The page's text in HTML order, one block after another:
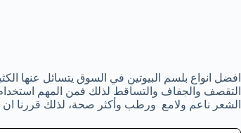
افضل انواع بلسم البيوتين في السوق يتسائل عنها
التقصف والجفاف والتساقط لذلك فمن المهم
الشعر ناعم ولامع ورطب وأكثر صحة، لذلك قررنا ان